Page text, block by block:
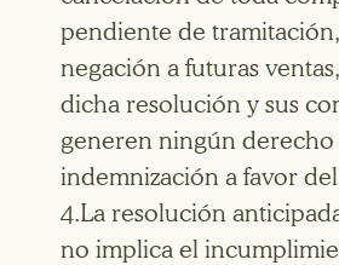
pendiente de
negación a futuras
dicha resolución y sus
generen ningún derecho
indemnización a favor
4.La resolución
no implica el